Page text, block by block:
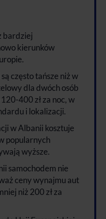
bardziej
kierunków
często tańsze niż w
dla dwóch osób
400 zł za noc, w
i lokalizacji.
w Albanii kosztuje
popularnych
wyższe.
samochodem nie
ceny wynajmu aut
niż 200 zł za